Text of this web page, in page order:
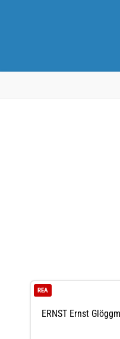
ERNST Ernst
REA